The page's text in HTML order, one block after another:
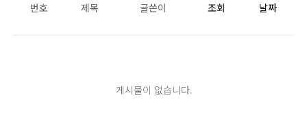
번호 제목 글쓴이 조회 날짜
게시물이 없습니다.